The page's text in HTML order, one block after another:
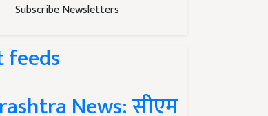
Subscribe Newsletters
feeds
News: सीएम